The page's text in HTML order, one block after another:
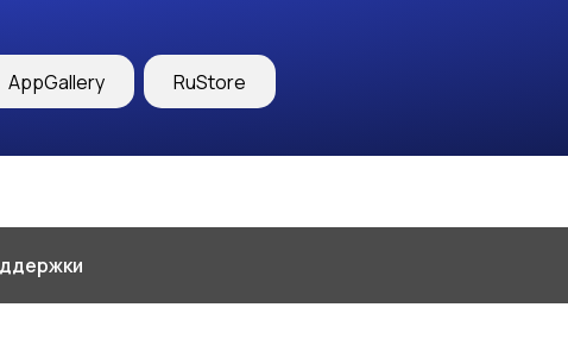
AppGallery RuStore